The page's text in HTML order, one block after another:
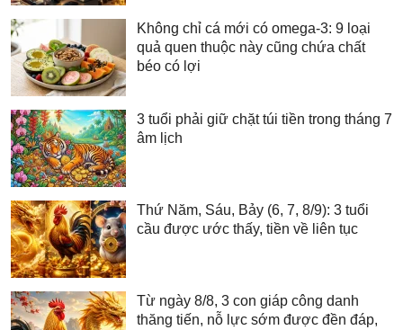
Không chỉ cá mới có omega-3: 9 loại
quả quen thuộc này cũng chứa chất
béo có lợi
3 tuổi phải giữ chặt túi tiền trong tháng 7
âm lịch
Thứ Năm, Sáu, Bảy (6, 7, 8/9): 3 tuổi
cầu được ước thấy, tiền về liên tục
Từ ngày 8/8, 3 con giáp công danh
thăng tiến, nỗ lực sớm được đền đáp,